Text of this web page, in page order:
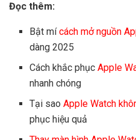
Đọc thêm:
Bật mícách mở nguồn
dàng 2025
Cách khắc phụcApple
nhanh chóng
Tại saoApple Watch
phục hiệu quả